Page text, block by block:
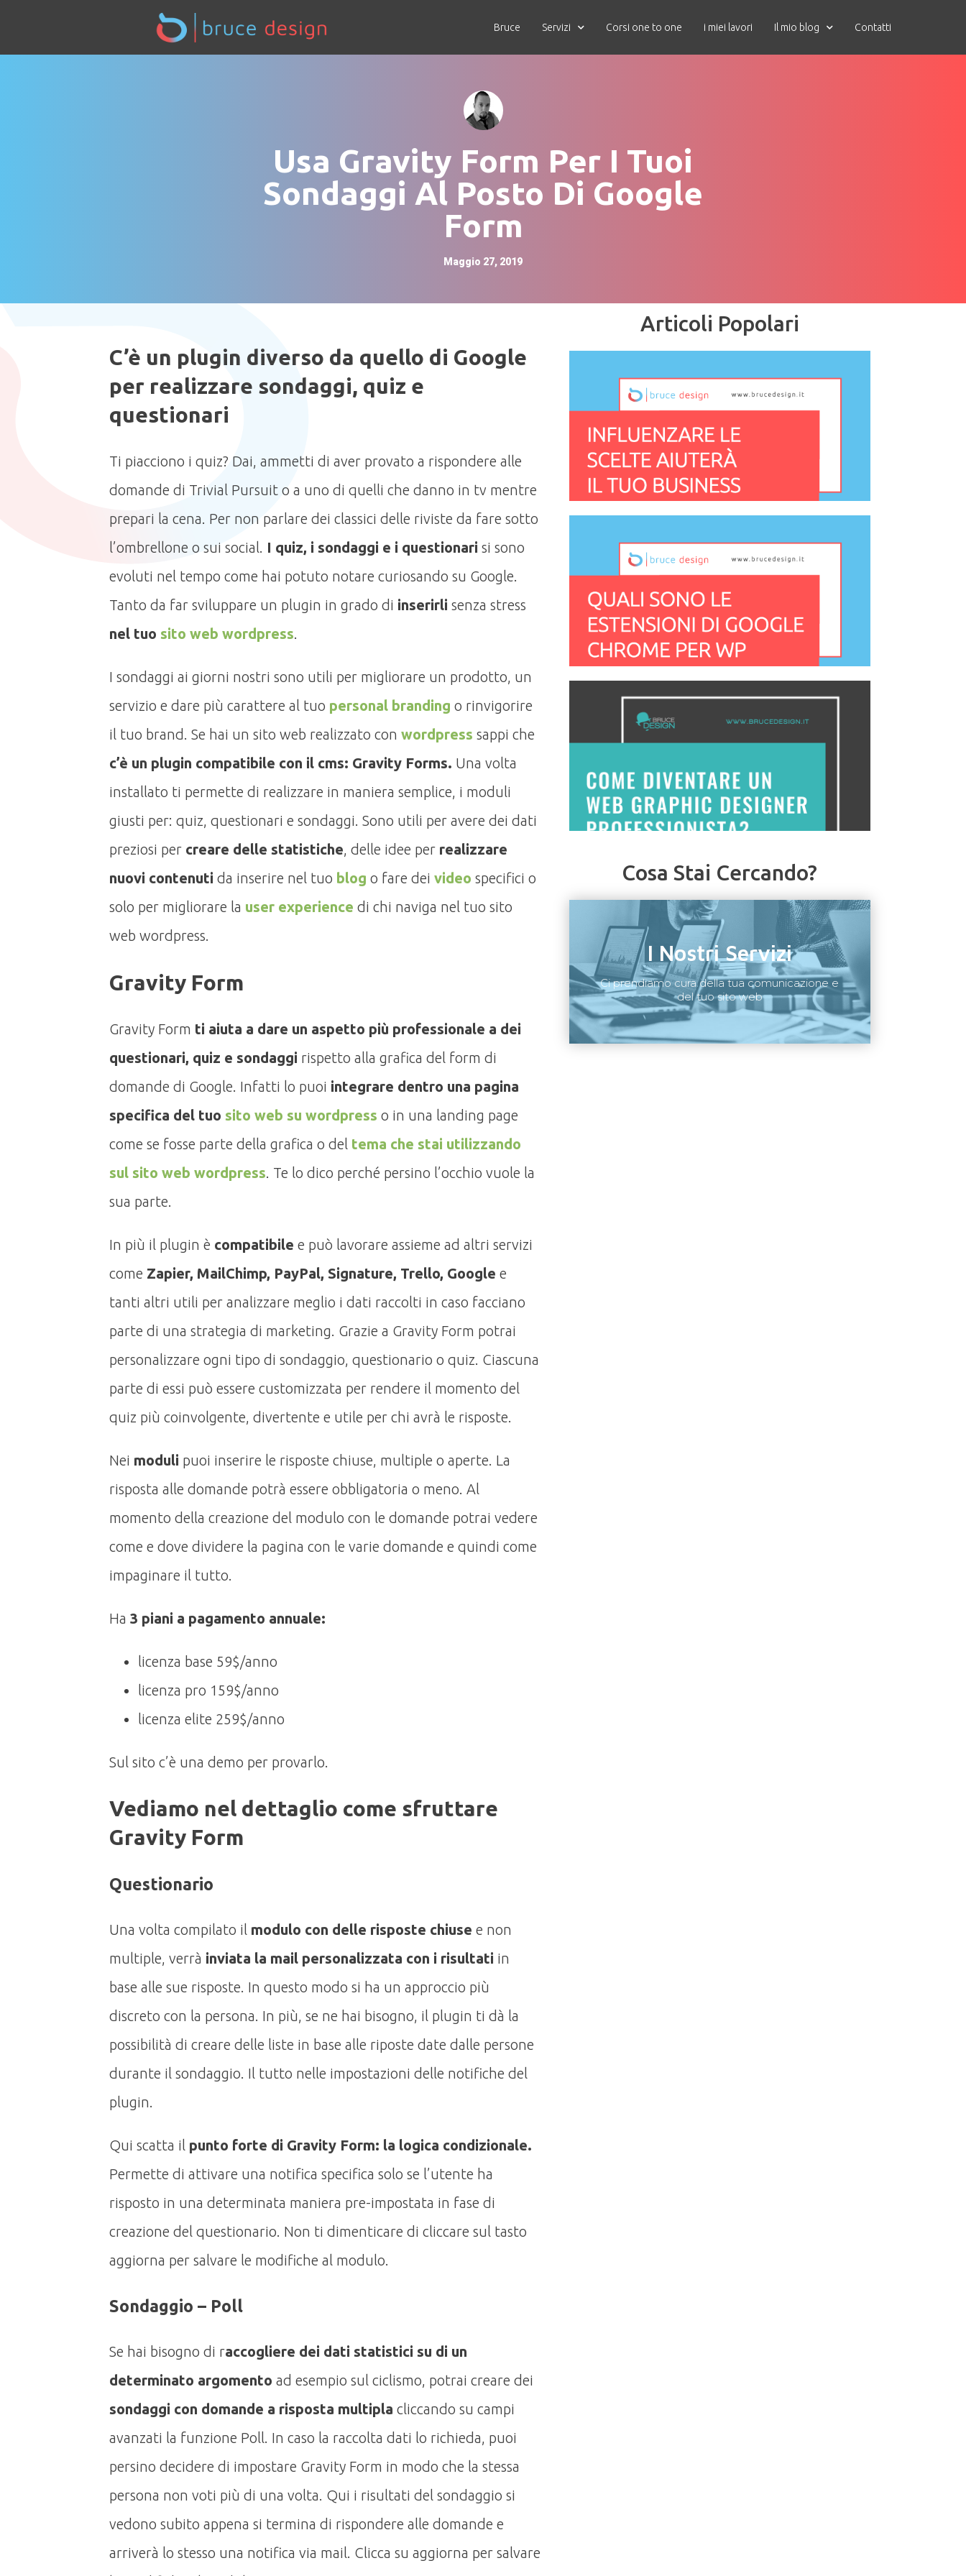
Bruce Servizi Corsi one to one i miei lavori Il mio blog Contatti
Usa Gravity Form Per I Tuoi
Sondaggi Al Posto Di Google
Form
Maggio 27, 2019
C’è un plugin diverso da quello di Google
per realizzare sondaggi, quiz e
questionari
Ti piacciono i quiz? Dai, ammetti di aver provato a rispondere alle
domande di Trivial Pursuit o a uno di quelli che danno in tv mentre
prepari la cena. Per non parlare dei classici delle riviste da fare sotto
l’ombrellone o sui social. I quiz, i sondaggi e i questionari si sono
evoluti nel tempo come hai potuto notare curiosando su Google.
Tanto da far sviluppare un plugin in grado di inserirli senza stress
nel tuo sito web wordpress.
I sondaggi ai giorni nostri sono utili per migliorare un prodotto, un
servizio e dare più carattere al tuo personal branding o rinvigorire
il tuo brand. Se hai un sito web realizzato con wordpress sappi che
c’è un plugin compatibile con il cms: Gravity Forms. Una volta
installato ti permette di realizzare in maniera semplice, i moduli
giusti per: quiz, questionari e sondaggi. Sono utili per avere dei dati
preziosi per creare delle statistiche, delle idee per realizzare
nuovi contenuti da inserire nel tuo blog o fare dei video specifici o
solo per migliorare la user experience di chi naviga nel tuo sito
web wordpress.
Gravity Form
Gravity Form ti aiuta a dare un aspetto più professionale a dei
questionari, quiz e sondaggi rispetto alla grafica del form di
domande di Google. Infatti lo puoi integrare dentro una pagina
specifica del tuo sito web su wordpress o in una landing page
come se fosse parte della grafica o del tema che stai utilizzando
sul sito web wordpress . Te lo dico perché persino l’occhio vuole la
sua parte.
In più il plugin è compatibile e può lavorare assieme ad altri servizi
come Zapier, MailChimp, PayPal, Signature, Trello, Google e
tanti altri utili per analizzare meglio i dati raccolti in caso facciano
parte di una strategia di marketing. Grazie a Gravity Form potrai
personalizzare ogni tipo di sondaggio, questionario o quiz. Ciascuna
parte di essi può essere customizzata per rendere il momento del
quiz più coinvolgente, divertente e utile per chi avrà le risposte.
Nei moduli puoi inserire le risposte chiuse, multiple o aperte. La
risposta alle domande potrà essere obbligatoria o meno. Al
momento della creazione del modulo con le domande potrai vedere
come e dove dividere la pagina con le varie domande e quindi come
impaginare il tutto.
Ha 3 piani a pagamento annuale:
licenza base 59$/anno
licenza pro 159$/anno
licenza elite 259$/anno
Sul sito c’è una demo per provarlo.
Vediamo nel dettaglio come sfruttare
Gravity Form
Questionario
Una volta compilato il modulo con delle risposte chiuse e non
multiple, verrà inviata la mail personalizzata con i risultati in
base alle sue risposte. In questo modo si ha un approccio più
discreto con la persona. In più, se ne hai bisogno, il plugin ti dà la
possibilità di creare delle liste in base alle riposte date dalle persone
durante il sondaggio. Il tutto nelle impostazioni delle notifiche del
plugin.
Qui scatta il punto forte di Gravity Form: la logica condizionale.
Permette di attivare una notifica specifica solo se l’utente ha
risposto in una determinata maniera pre-impostata in fase di
creazione del questionario. Non ti dimenticare di cliccare sul tasto
aggiorna per salvare le modifiche al modulo.
Sondaggio – Poll
Se hai bisogno di raccogliere dei dati statistici su di un
determinato argomento ad esempio sul ciclismo, potrai creare dei
sondaggi con domande a risposta multipla cliccando su campi
avanzati la funzione Poll. In caso la raccolta dati lo richieda, puoi
persino decidere di impostare Gravity Form in modo che la stessa
persona non voti più di una volta. Qui i risultati del sondaggio si
vedono subito appena si termina di rispondere alle domande e
arriverà lo stesso una notifica via mail. Clicca su aggiorna per salvare
Articoli Popolari
Cosa Stai Cercando?
I Nostri Servizi
Ci prendiamo cura della tua comunicazione e
del tuo sito web